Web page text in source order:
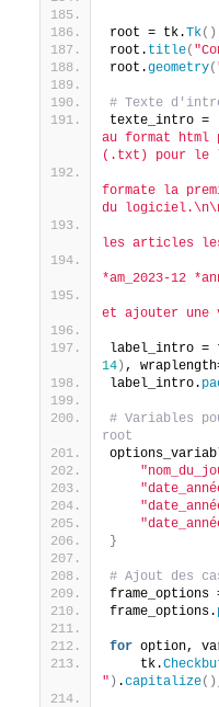
root = tk.Tk()
root. title(
root.geometry(
# Texte
texte_intro =
au format html
(.txt) pour le
formate la
du
les articles
*am_2023-12
et ajouter une
label_intro =
14) ,
label_intro.
# Variables
root
}
# Ajout des
frame_options
frame_options.
for option,
    tk.
" ) .capitalize()